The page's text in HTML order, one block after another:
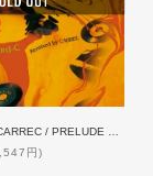
円)